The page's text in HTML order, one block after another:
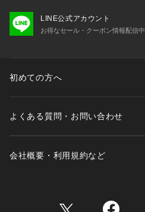
LINE公式アカウント
お得なセール・クーポン情報配信中
初めての方へ
よくある質問・お問い合わせ
会社概要・利用規約など